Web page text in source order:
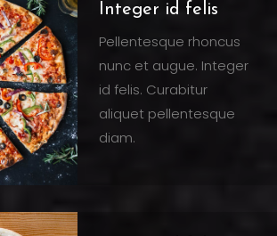
Integer id felis
Pellentesque rhoncus
nunc et augue. Integer
id felis. Curabitur
aliquet pellentesque
diam.